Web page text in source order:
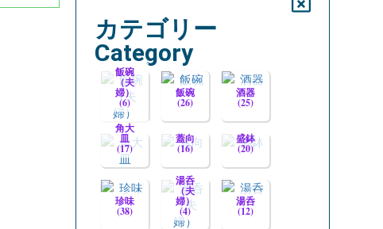
カテゴリー
Category
飯碗
（夫
婦）
(6)
飯碗
(26)
酒器
(25)
角大
皿
(17)
蓋向
(16)
盛鉢
(20)
珍味
(38)
湯呑
（夫
婦）
(4)
湯呑
(12)